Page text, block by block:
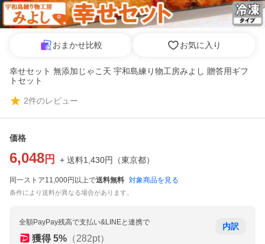
おまかせ比較 お気に入り
幸せセット 無添加じゃこ天 宇和島練り物工房みよし 贈答用ギフ
トセット
2件のレビュー
価格
6,048 円 + 送料1,430円 （東京都）
同一ストア11,000円以上で送料無料 対象商品を見る
条件により送料が異なる場合があります。
全額PayPay残高で支払い&LINEと連携で
獲得 5% （282pt）
内訳